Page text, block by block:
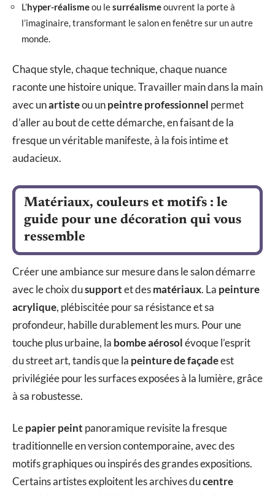
L’hyper-réalismeou lesurréalismeouvrent la porte à
l’imaginaire, transformant le salon en fenêtre sur un autre
monde.
Chaque style, chaque technique, chaque nuance
raconte une histoire unique. Travailler main dans la main
avec unartisteou unpeintre professionnel permet
d’aller au bout de cette démarche, en faisant de la
fresque un véritable manifeste, à la fois intime et
audacieux.
Matériaux, couleurs et motifs : le
guide pour une décoration qui vous
ressemble
Créer une ambiance sur mesure dans le salon démarre
avec le choix dusupportet desmatériaux. La peinture
acrylique, plébiscitée pour sa résistance et sa
profondeur, habille durablement les murs. Pour une
touche plus urbaine, la bombe aérosolévoque l’esprit
du street art, tandis que la peinture de façadeest
privilégiée pour les surfaces exposées à la lumière, grâce
à sa robustesse.
Lepapier peint panoramique revisite la fresque
traditionnelle en version contemporaine, avec des
motifs graphiques ou inspirés des grandes expositions.
Certains artistes exploitent les archives ducentre